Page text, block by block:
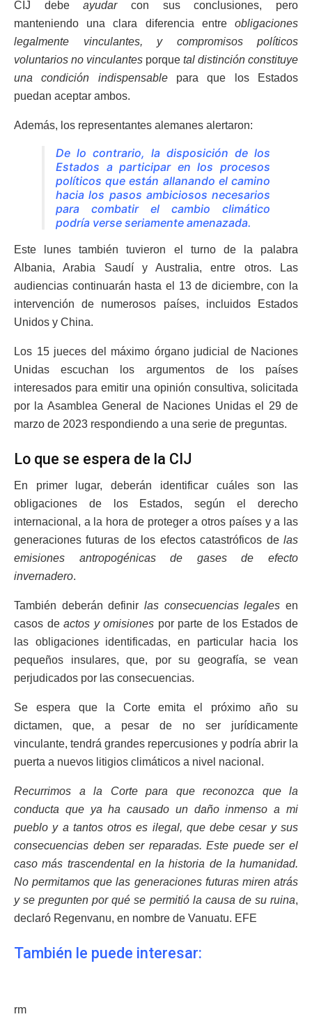
CIJ debeayudarcon sus conclusiones, pero
manteniendo una clara diferencia entre obligaciones
legalmente vinculantes, y compromisos políticos
voluntarios no vinculantes porque tal distinción constituye
una condición indispensablepara que los Estados
puedan aceptar ambos.
Además, los representantes alemanes alertaron:
De lo contrario, la disposición de los
Estados a participar en los procesos
políticos que están allanando el camino
hacia los pasos ambiciosos necesarios
para combatir el cambio climático
podría verse seriamente amenazada.
Este lunes también tuvieron el turno de la palabra
Albania, Arabia Saudí y Australia, entre otros. Las
audiencias continuarán hasta el 13 de diciembre, con la
intervención de numerosos países, incluidos Estados
Unidos y China.
Los 15 jueces del máximo órgano judicial de Naciones
Unidas escuchan los argumentos de los países
interesados para emitir una opinión consultiva, solicitada
por la Asamblea General de Naciones Unidas el 29 de
marzo de 2023 respondiendo a una serie de preguntas.
Lo que se espera de la CIJ
En primer lugar, deberán identificar cuáles son las
obligaciones de los Estados, según el derecho
internacional, a la hora de proteger a otros países y a las
generaciones futuras de los efectos catastróficos de las
emisiones antropogénicas de gases de efecto
invernadero.
También deberán definir las consecuencias legales en
casos de actos y omisiones por parte de los Estados de
las obligaciones identificadas, en particular hacia los
pequeños insulares, que, por su geografía, se vean
perjudicados por las consecuencias.
Se espera que la Corte emita el próximo año su
dictamen, que, a pesar de no ser jurídicamente
vinculante, tendrá grandes repercusiones y podría abrir la
puerta a nuevos litigios climáticos a nivel nacional.
Recurrimos a la Corte para que reconozca que la
conducta que ya ha causado un daño inmenso a mi
pueblo y a tantos otros es ilegal, que debe cesar y sus
consecuencias deben ser reparadas. Este puede ser el
caso más trascendental en la historia de la humanidad.
No permitamos que las generaciones futuras miren atrás
y se pregunten por qué se permitió la causa de su ruina,
declaró Regenvanu, en nombre de Vanuatu. EFE
También le puede interesar:
rm